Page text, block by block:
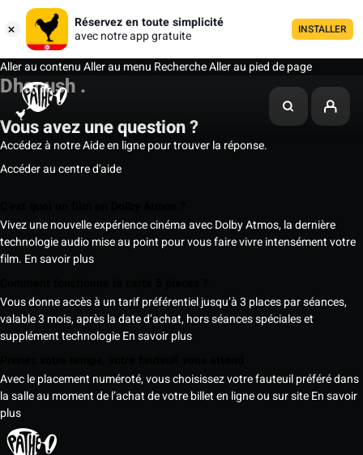
Réservez en toute simplicité
avec notre app gratuite
INSTALLER
Aller au contenuAller au menu RechercheAller au pied de page
Dhanush .
Vous avez une question ?
Accédez à notre Aide en ligne pour trouver la réponse.
Accéder au centre d'aide
Vivez une nouvelle expérience cinéma avec Dolby Atmos, la dernière
technologie audio mise au point pour vous faire vivre intensément votre
film. En savoir plus
Vous donne accès à un tarif préférentiel jusqu’à 3 places par séances,
valable 3 mois, après la date d’achat, hors séances spéciales et
supplément technologieEn savoir plus
Avec le placement numéroté, vous choisissez votre fauteuil préféré dans
la salle au moment de l’achat de votre billet en ligne ou sur siteEn savoir
plus